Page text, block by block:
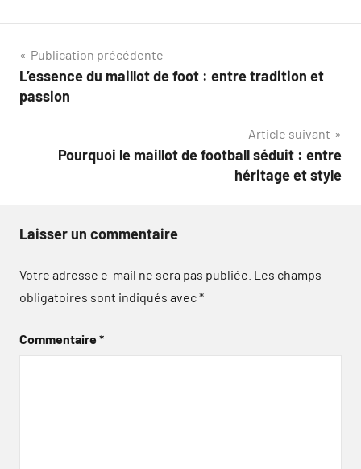
Navigation
de
Publication précédente
L’essence du maillot de foot : entre tradition et
passion
Article suivant
Pourquoi le maillot de football séduit : entre
héritage et style
Laisser un commentaire
Votre adresse e-mail ne sera pas publiée. Les champs
obligatoires sont indiqués avec*
Commentaire*